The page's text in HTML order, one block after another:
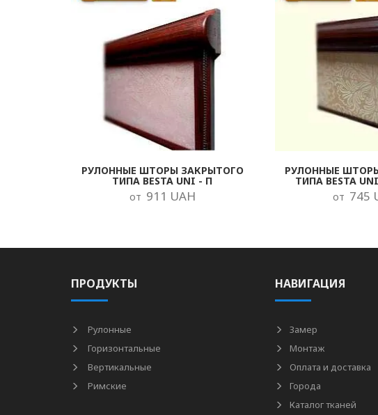
РУЛОННЫЕ ШТОРЫ ЗАКРЫТОГО
ТИПА BESTA UNI - П
от 911 UAH
РУЛОННЫЕ
ТИПА BESTA
от 745
ПРОДУКТЫ
Рулонные
Горизонтальные
Вертикальные
Римские
НАВИГАЦИЯ
Замер
Монтаж
Оплата и доставка
Города
Каталог тканей